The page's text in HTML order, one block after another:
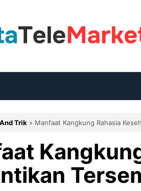
Trik » Manfaat Kangkung Rahasia